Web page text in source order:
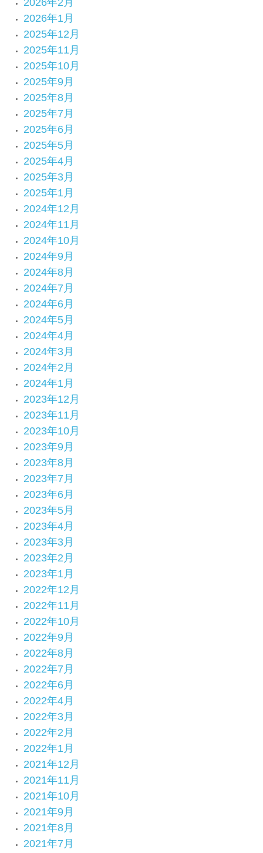
2026年2月
2026年1月
2025年12月
2025年11月
2025年10月
2025年9月
2025年8月
2025年7月
2025年6月
2025年5月
2025年4月
2025年3月
2025年1月
2024年12月
2024年11月
2024年10月
2024年9月
2024年8月
2024年7月
2024年6月
2024年5月
2024年4月
2024年3月
2024年2月
2024年1月
2023年12月
2023年11月
2023年10月
2023年9月
2023年8月
2023年7月
2023年6月
2023年5月
2023年4月
2023年3月
2023年2月
2023年1月
2022年12月
2022年11月
2022年10月
2022年9月
2022年8月
2022年7月
2022年6月
2022年4月
2022年3月
2022年2月
2022年1月
2021年12月
2021年11月
2021年10月
2021年9月
2021年8月
2021年7月